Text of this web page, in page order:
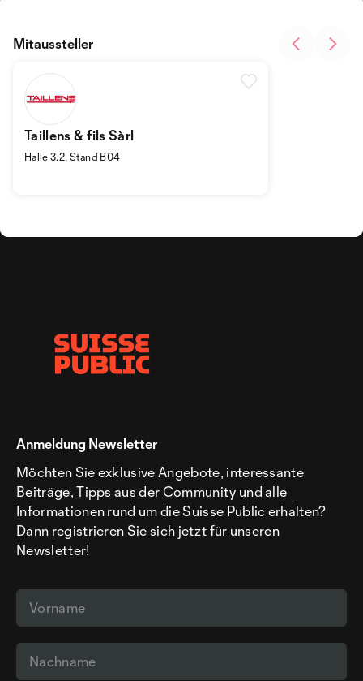
Taillens & fils Sàrl
Halle 3.2, Stand B04
Mitaussteller
Anmeldung Newsletter
Möchten Sie exklusive Angebote, interessante
Beiträge, Tipps aus der Community und alle
Informationen rund um die Suisse Public erhalten?
Dann registrieren Sie sich jetzt für unseren
Newsletter!